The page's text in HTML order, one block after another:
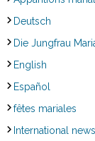
Deutsch
Die Jungfrau
English
Español
fêtes mariales
International news